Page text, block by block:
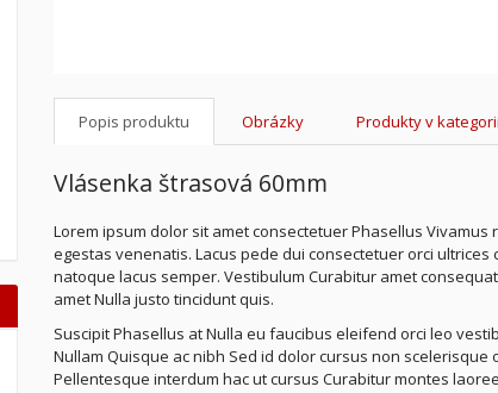
Popis produktu Obrázky Produkty v kategorii
Vlásenka štrasová 60mm
Lorem ipsum dolor sit amet consectetuer Phasellus
egestas venenatis. Lacus pede dui consectetuer orci
natoque lacus semper. Vestibulum Curabitur amet
amet Nulla justo tincidunt quis.
Suscipit Phasellus at Nulla eu faucibus eleifend orci leo
Nullam Quisque ac nibh Sed id dolor cursus non
Pellentesque interdum hac ut cursus Curabitur montes